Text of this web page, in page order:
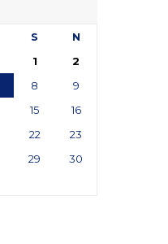
S
N
1
2
8
9
15
16
22
23
29
30